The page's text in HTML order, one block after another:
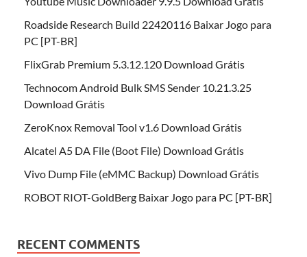
Roadside Research Build 22420116 Baixar Jogo para
PC [PT-BR]
FlixGrab Premium 5.3.12.120 Download Grátis
Technocom Android Bulk SMS Sender 10.21.3.25
Download Grátis
ZeroKnox Removal Tool v1.6 Download Grátis
Alcatel A5 DA File (Boot File) Download Grátis
Vivo Dump File (eMMC Backup) Download Grátis
ROBOT RIOT-GoldBerg Baixar Jogo para PC [PT-BR]
RECENT COMMENTS